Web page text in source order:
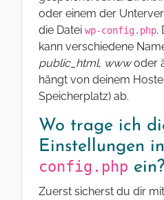
oder einem der
die Datei wp-config.php.
kann verschiedene
public_html, wwwoder
hängt von deinem
Speicherplatz) ab.
Wo trage ich
Einstellungen
config.php ein?
Zuerst sicherst du dir